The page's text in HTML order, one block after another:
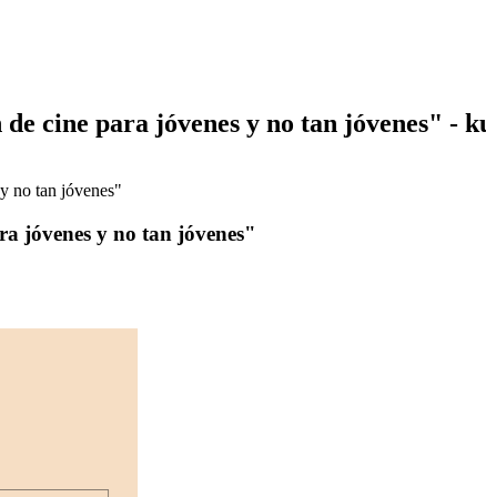
cine para jóvenes y no tan jóvenes" -
no tan jóvenes"
jóvenes y no tan jóvenes"